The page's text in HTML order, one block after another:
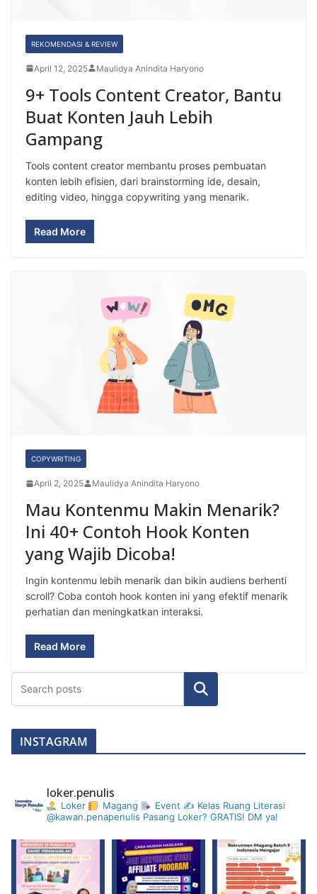
i
P
e
u
l
REKOMENDASI & REVIEW
April 12, 2025 Maulidya Anindita Haryono
9+ Tools Content Creator, Bantu
Buat Konten Jauh Lebih
Gampang
Tools content creator membantu proses pembuatan
konten lebih efisien, dari brainstorming ide, desain,
editing video, hingga copywriting yang menarik.
Read More
COPYWRITING
April 2, 2025 Maulidya Anindita Haryono
Mau Kontenmu Makin Menarik?
Ini 40+ Contoh Hook Konten
yang Wajib Dicoba!
Ingin kontenmu lebih menarik dan bikin audiens berhenti
scroll? Coba contoh hook konten ini yang efektif menarik
perhatian dan meningkatkan interaksi.
Read More
Search
INSTAGRAM
loker.penulis
Loker Magang Event ✍ Kelas Ruang Literasi
@kawan.penapenulis Pasang Loker? GRATIS! DM ya!